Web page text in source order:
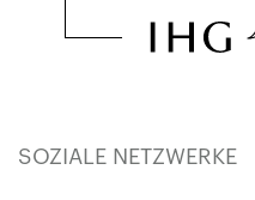
SOZIALE NETZWERKE